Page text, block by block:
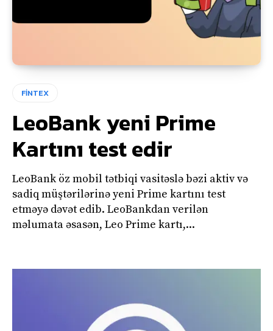
FİNTEX
LeoBank yeni Prime
Kartını test edir
LeoBank öz mobil tətbiqi vasitəslə bəzi aktiv və
sadiq müştərilərinə yeni Prime kartını test
etməyə dəvət edib. LeoBankdan verilən
məlumata əsasən, Leo Prime kartı,...